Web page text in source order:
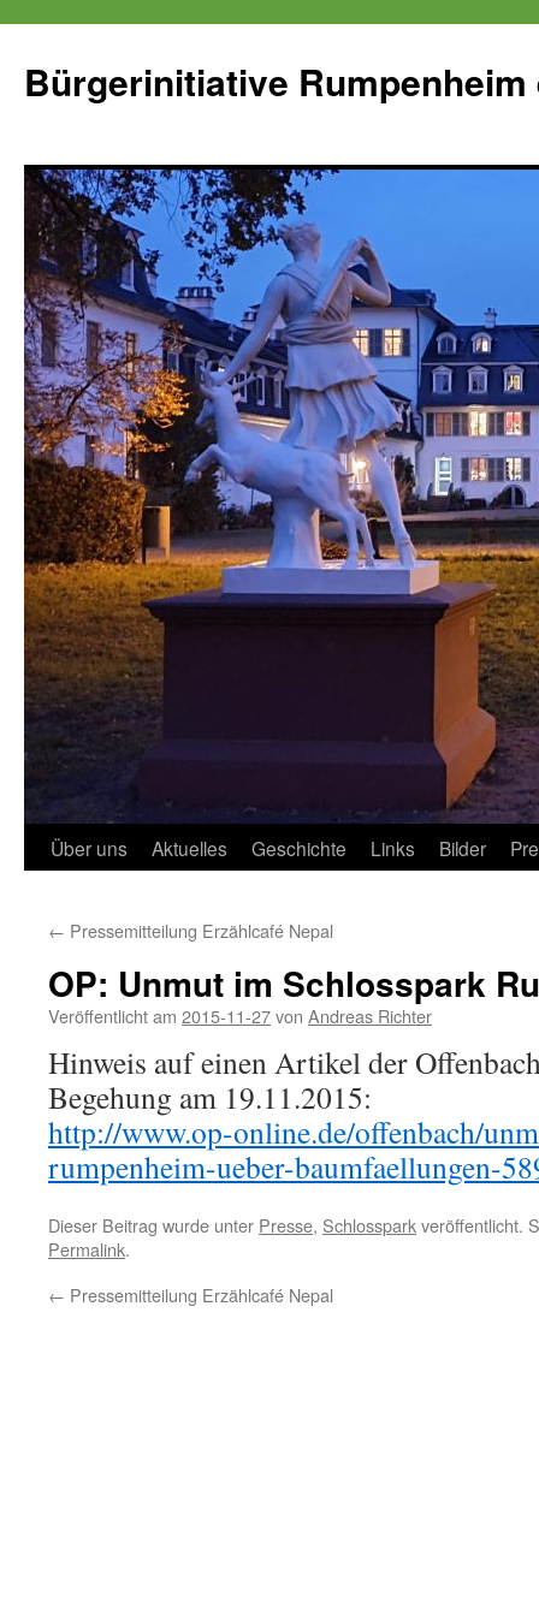
springen
Bürgerinitiative Rumpenheim
Über uns Aktuelles Geschichte Links Bilder
← Pressemitteilung Erzählcafé Nepal
OP: Unmut im Schlosspark
Veröffentlicht am 2015-11-27von Andreas Richter
Hinweis auf einen Artikel der
Begehung am 19.11.2015:
http://www.op-online.de/offenbach/
rumpenheim-ueber-baumfaellungen-
Dieser Beitrag wurde unter Presse, Schlossparkveröffentlicht.
Permalink.
← Pressemitteilung Erzählcafé Nepal